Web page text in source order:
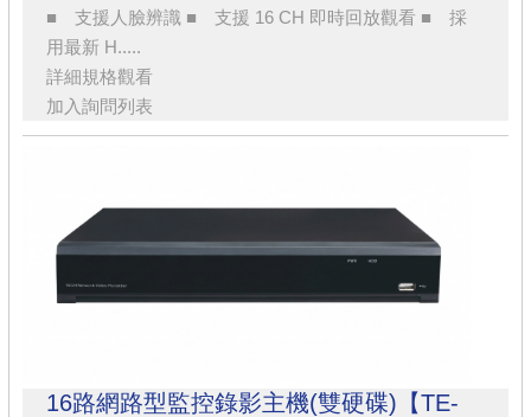
■ 支援人臉辨識 ■ 支援 16 CH 即時回放觀看 ■ 採
用最新 H.....
詳細規格觀看
加入詢問列表
16路網路型監控錄影主機(雙硬碟)【TE-